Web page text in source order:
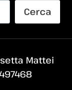
Cerca
Mattei